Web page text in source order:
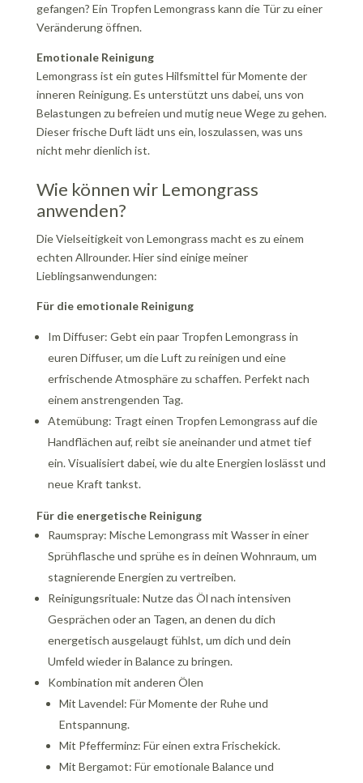
gefangen? Ein Tropfen Lemongrass kann die Tür zu einer
Veränderung öffnen.
Emotionale Reinigung
Lemongrass ist ein gutes Hilfsmittel für Momente der
inneren Reinigung. Es unterstützt uns dabei, uns von
Belastungen zu befreien und mutig neue Wege zu gehen.
Dieser frische Duft lädt uns ein, loszulassen, was uns
nicht mehr dienlich ist.
Wie können wir Lemongrass
anwenden?
Die Vielseitigkeit von Lemongrass macht es zu einem
echten Allrounder. Hier sind einige meiner
Lieblingsanwendungen:
Für die emotionale Reinigung
Im Diffuser: Gebt ein paar Tropfen Lemongrass in
euren Diffuser, um die Luft zu reinigen und eine
erfrischende Atmosphäre zu schaffen. Perfekt nach
einem anstrengenden Tag.
Atemübung: Tragt einen Tropfen Lemongrass auf die
Handflächen auf, reibt sie aneinander und atmet tief
ein. Visualisiert dabei, wie du alte Energien loslässt und
neue Kraft tankst.
Für die energetische Reinigung
Raumspray: Mische Lemongrass mit Wasser in einer
Sprühflasche und sprühe es in deinen Wohnraum, um
stagnierende Energien zu vertreiben.
Reinigungsrituale: Nutze das Öl nach intensiven
Gesprächen oder an Tagen, an denen du dich
energetisch ausgelaugt fühlst, um dich und dein
Umfeld wieder in Balance zu bringen.
Kombination mit anderen Ölen
Mit Lavendel: Für Momente der Ruhe und
Entspannung.
Mit Pfefferminz: Für einen extra Frischekick.
Mit Bergamot: Für emotionale Balance und